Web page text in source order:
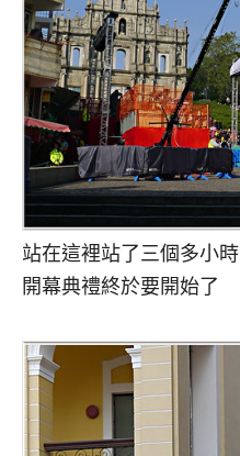
站在這裡站了三個多小時
開幕典禮終於要開始了